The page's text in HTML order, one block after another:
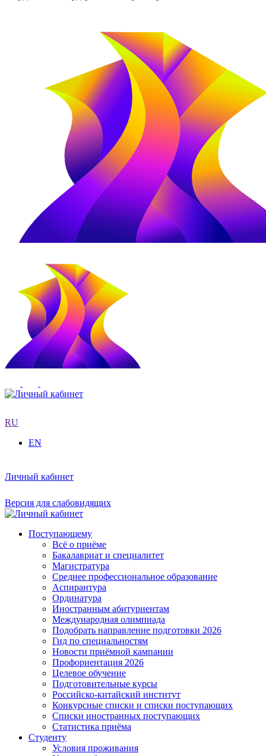
RU
EN
Личный кабинет
Версия для слабовидящих
Поступающему
Всё о приёме
Бакалавриат и специалитет
Магистратура
Среднее профессиональное образование
Аспирантура
Ординатура
Иностранным абитуриентам
Международная олимпиада
Подобрать направление подготовки 2026
Гид по специальностям
Новости приёмной кампании
Профориентация 2026
Целевое обучение
Подготовительные курсы
Российско-китайский институт
Конкурсные списки и списки поступающих
Списки иностранных поступающих
Статистика приёма
Студенту
Условия проживания